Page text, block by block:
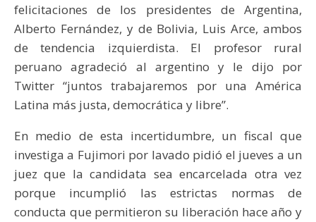
felicitaciones de los presidentes de Argentina,
Alberto Fernández, y de Bolivia, Luis Arce, ambos
de tendencia izquierdista. El profesor rural
peruano agradeció al argentino y le dijo por
Twitter “juntos trabajaremos por una América
Latina más justa, democrática y libre”.
En medio de esta incertidumbre, un fiscal que
investiga a Fujimori por lavado pidió el jueves a un
juez que la candidata sea encarcelada otra vez
porque incumplió las estrictas normas de
conducta que permitieron su liberación hace año y